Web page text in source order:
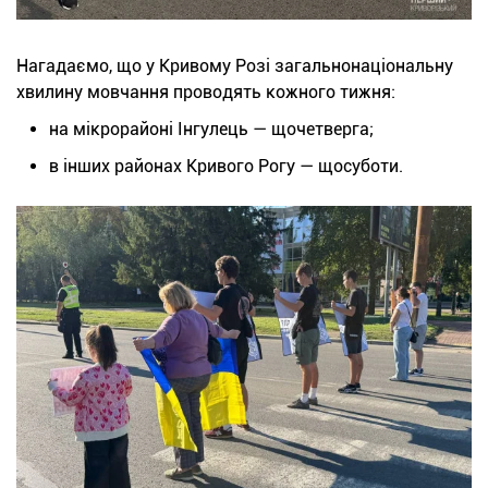
Нагадаємо, що у Кривому Розі загальнонаціональну
хвилину мовчання проводять кожного тижня:
на мікрорайоні Інгулець — щочетверга;
в інших районах Кривого Рогу — щосуботи.